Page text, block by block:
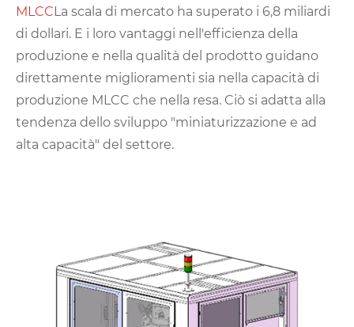
MLCCLa scala di mercato ha superato i 6,8 miliardi
di dollari. E i loro vantaggi nell'efficienza della
produzione e nella qualità del prodotto guidano
direttamente miglioramenti sia nella capacità di
produzione MLCC che nella resa. Ciò si adatta alla
tendenza dello sviluppo "miniaturizzazione e ad
alta capacità" del settore.